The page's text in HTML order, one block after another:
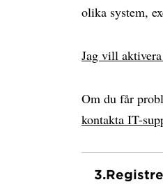
olika system,
Jag vill
Om du får
kontakta IT-
3.